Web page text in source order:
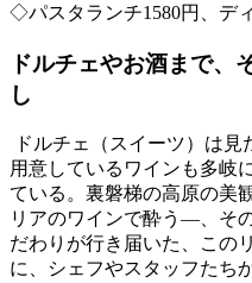
◇パスタランチ1580円、デ
ドルチェやお酒まで、
し
ドルチェ（スイーツ）は見
用意しているワインも多岐
ている。裏磐梯の高原の美
リアのワインで酔う―、そ
だわりが行き届いた、この
に、シェフやスタッフたち